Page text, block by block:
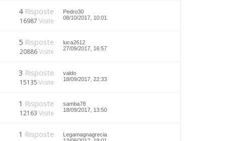
4 Risposte
16987 Visite
Pedro30
08/10/2017, 10:01
5 Risposte
20886Visite
luca2612
27/09/2017, 16:57
3 Risposte
15135 Visite
valdo
18/09/2017, 22:33
1 Risposte
12163 Visite
samba78
18/09/2017, 13:50
1 Risposte
Legamagnagrecia